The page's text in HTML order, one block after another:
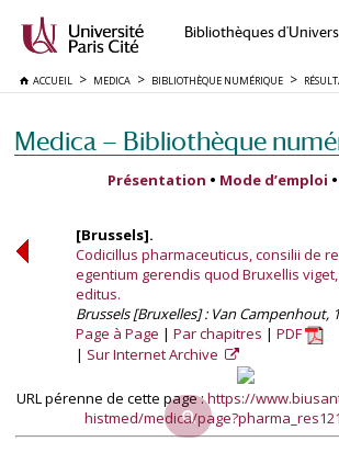
Bibliothèques
ACCUEIL MEDICA BIBLIOTHÈQUE NUMÉRIQUE
Medica — Bibliothèque
Présentation • Mode d’emploi •
[Brussels].
Codicillus pharmaceuticus, consilii de
egentium gerendis quod Bruxellis
editus.
Brussels [Bruxelles] : Van Campenhout,
Page à Page
Par chapitres
PDF
Sur Internet Archive
URL pérenne de cette page :https://
histmed/medica/